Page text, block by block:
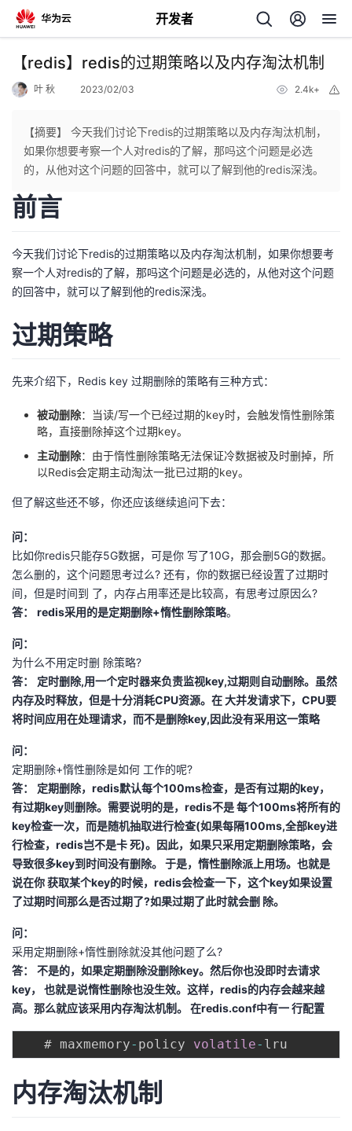
开发者
返
主
的
发
者
我
的
我
坛
圈
的
我
动
关
注
我
的
开
发
者
学
堂
的
课
程
我
的
认
我
的
验
我
收
我
的
Programs
我
的
支
持
我
技
术
持
的
云
建
议
【redis】redis的过期策略以及内存淘汰机制
叶 秋 2023/02/03 2.4k+
【摘要】 今天我们讨论下redis的过期策略以及内存淘汰机制，
如果你想要考察一个人对redis的了解，那吗这个问题是必选
的，从他对这个问题的回答中，就可以了解到他的redis深浅。
前言
今天我们讨论下redis的过期策略以及内存淘汰机制，如果你想要考
察一个人对redis的了解，那吗这个问题是必选的，从他对这个问题
的回答中，就可以了解到他的redis深浅。
过期策略
先来介绍下，Redis key 过期删除的策略有三种方式：
被动删除：当读/写一个已经过期的key时，会触发惰性删除策
略，直接删除掉这个过期key。
主动删除：由于惰性删除策略无法保证冷数据被及时删掉，所
以Redis会定期主动淘汰一批已过期的key。
但了解这些还不够，你还应该继续追问下去：
问：
比如你redis只能存5G数据，可是你 写了10G，那会删5G的数据。
怎么删的，这个问题思考过么? 还有，你的数据已经设置了过期时
间，但是时间到 了，内存占用率还是比较高，有思考过原因么?
答：
redis采用的是定期删除+惰性删除策略。
问：
为什么不用定时删 除策略?
答：
定时删除,用一个定时器来负责监视key,过期则自动删除。虽然
内存及时释放，但是十分消耗CPU资源。在 大并发请求下，CPU要
将时间应用在处理请求，而不是删除key,因此没有采用这一策略
问：
定期删除+惰性删除是如何 工作的呢?
答：
定期删除，redis默认每个100ms检查，是否有过期的key，
有过期key则删除。需要说明的是，redis不是 每个100ms将所有的
key检查一次，而是随机抽取进行检查(如果每隔100ms,全部key进
行检查，redis岂不是卡 死)。因此，如果只采用定期删除策略，会
导致很多key到时间没有删除。 于是，惰性删除派上用场。也就是
说在你 获取某个key的时候，redis会检查一下，这个key如果设置
了过期时间那么是否过期了?如果过期了此时就会删 除。
问：
采用定期删除+惰性删除就没其他问题了么?
答：
不是的，如果定期删除没删除key。然后你也没即时去请求
key， 也就是说惰性删除也没生效。这样，redis的内存会越来越
高。那么就应该采用内存淘汰机制。 在redis.conf中有一 行配置
   # maxmemory
- policy volatile-
内存淘汰机制